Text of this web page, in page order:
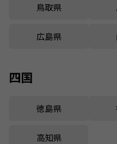
鳥取県
広島県
四国
徳島県
高知県